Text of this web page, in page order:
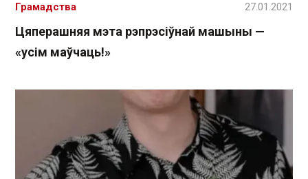
Цяперашняя мэта рэпрэсіўнай машыны —
«усім маўчаць!»
Грамадства 27.01.2021